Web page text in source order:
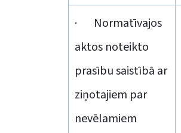
· Normatīvajos
aktos noteikto
prasību saistībā ar
ziņotajiem par
nevēlamiem